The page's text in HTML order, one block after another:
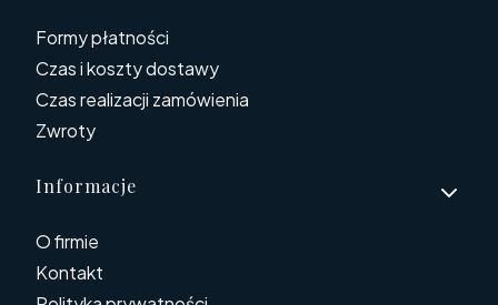
Formy płatności
Czas i koszty dostawy
Czas realizacji zamówienia
Zwroty
Informacje
O firmie
Kontakt